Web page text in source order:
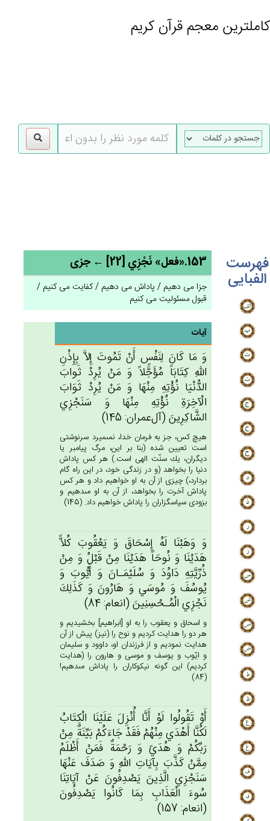
کاملترین معجم قرآن کریم
فهرست
الفبایی
153.«فعل» نَجْزِي [22] ← جزی
جزا می دهیم / پاداش می دهیم / کفایت می کنیم /
قبول مسئولیت می کنیم
آیات
وَ مَا كَان‌َ لِنَفْس‌ٍ أَنْ‌ تَمُوت‌َ إِلاَّ بِإِذْن‌ِ
الله‌ِ كِتَابَاً مُؤَجَّلاً وَ مَنْ‌ يُرِدْ ثَواب‌َ
الدُّنْيَا نُؤْتِه‌ِ مِنْهَا وَ مَنْ‌ يُرِدْ ثَوَاب‌َ
الْآخِرَة‌ِ نُؤْتِه‌ِ مِنْهَا وَ سَنَجْزِي‌
الشَّاكِرِين‌َ (آل‌عمران: 145)
هيچ كس، جز به فرمان خدا، نمى‏ميرد سرنوشتى
است تعيين شده (بنا بر اين، مرگ پيامبر يا
ديگران، يك سنّت الهى است.) هر كس پاداش
دنيا را بخواهد (و در زندگى خود، در اين راه گام
بردارد،) چيزى از آن به او خواهيم داد و هر كس
پاداش آخرت را بخواهد، از آن به او مى‏دهيم و
بزودى سپاسگزاران را پاداش خواهيم داد. (145)
وَ وَهَبْنَا لَه‌ُ إِسْحَاق‌َ وَ يَعْقُوب‌َ كُلاًّ
هَدَيْنَا وَ نُوحَاً هَدَيْنَا مِنْ‌ قَبْل‌ُ وَ مِنْ‌
ذُرِّيَّتِه‌ِ دَاوُدَ وَ سُلَيْمَـان‌َ وَ أَيُّوب‌َ وَ
يُوسُف‌َ وَ مُوسَي‌ وَ هَارُون‌َ وَ كَذَلِك‌َ
نَجْزِي‌ الْمُـحْسِنِين‌َ (انعام: 84)
و اسحاق و يعقوب را به او [ابراهيم‏] بخشيديم و
هر دو را هدايت كرديم و نوح را (نيز) پيش از آن
هدايت نموديم و از فرزندان او، داوود و سليمان
و ايّوب و يوسف و موسى و هارون را (هدايت
كرديم) اين گونه نيكوكاران را پاداش مى‏دهيم!
(84)
أَوْ تَقُولُوا لَوْ أَنَّا أُنْزِل‌َ عَلَيْنَا الْكِتَاب‌ُ
لَكُنَّا أَهْدَي‌ مِنْهُم‌ْ فَقَدْ جَاءَكُمْ‌ بَيِّنَة‌ٌ مِنْ‌
رَبِّكُم‌ْ وَ هُدَي‌ً وَ رَحْمَة‌ٌ فَمَن‌ْ أَظْلَم‌ُ
مِمَّنْ‌ كَذَّب‌َ بِآيَات‌ِ الله‌ِ وَ صَدَف‌َ عَنْهَا
سَنَجْزِي‌ الَّذِين‌َ يَصْدِفُون‌َ عَن‌ْ آيَاتِنَا
سُوءَ الْعَذَاب‌ِ بِمَا كَانُوا يَصْدِفُون‌َ
(انعام: 157)